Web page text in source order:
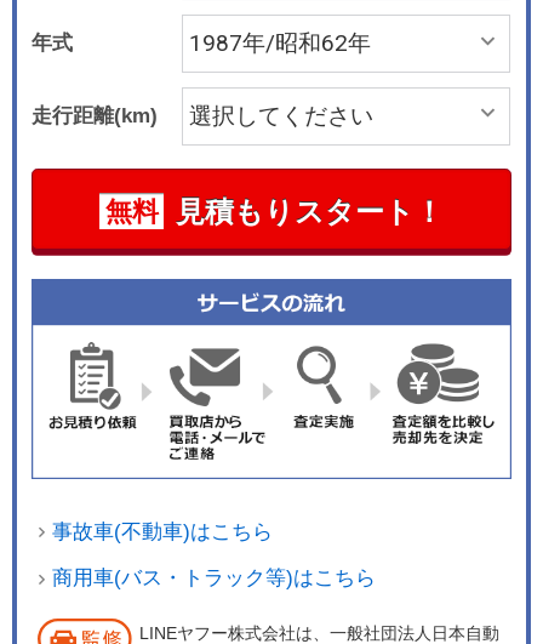
年式
走行距離(km)
無料 見積もりスタート！
事故車(不動車)はこちら
商用車(バス・トラック等)はこちら
LINEヤフー株式会社は、一般社団法人日本自動